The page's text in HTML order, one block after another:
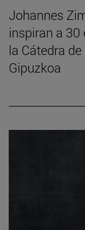
Johannes
inspiran a 30
la Cátedra
Gipuzkoa